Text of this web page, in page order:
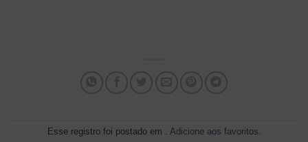
Esse registro foi postado em . Adicione aos favoritos